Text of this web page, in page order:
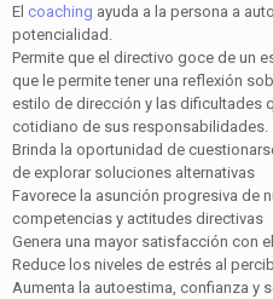
El coaching ayuda a la persona a
potencialidad.
Permite que el directivo goce de un
que le permite tener una reflexión
estilo de dirección y las dificultades
cotidiano de sus responsabilidades.
Brinda la oportunidad de
de explorar soluciones alternativas
Favorece la asunción progresiva de
competencias y actitudes directivas
Genera una mayor satisfacción con
Reduce los niveles de estrés al
Aumenta la autoestima, confianza y